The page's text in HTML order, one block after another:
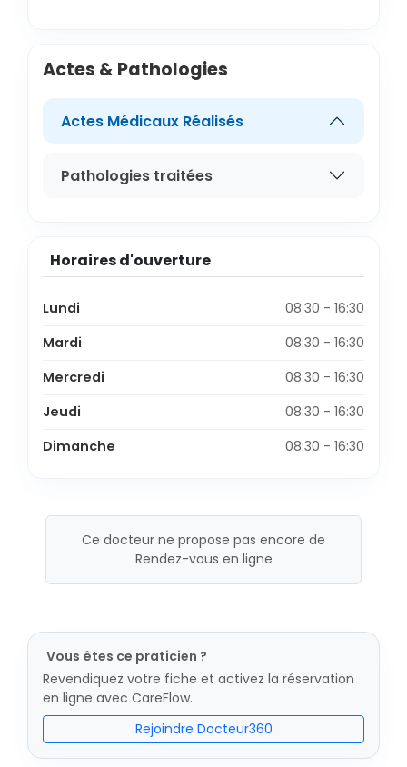
Actes & Pathologies
Actes Médicaux Réalisés
Pathologies traitées
Horaires d'ouverture
Lundi
08:30 - 16:30
Mardi
08:30 - 16:30
Mercredi
08:30 - 16:30
Jeudi
08:30 - 16:30
Dimanche
08:30 - 16:30
Ce docteur ne propose pas encore de
Rendez-vous en ligne
Vous êtes ce praticien ?
Revendiquez votre fiche et activez la réservation
en ligne avec CareFlow.
Rejoindre Docteur360